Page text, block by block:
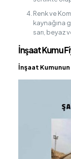
Renk ve
kaynağına
sarı, beyaz
İnşaat Kumu
İnşaat Kumunun